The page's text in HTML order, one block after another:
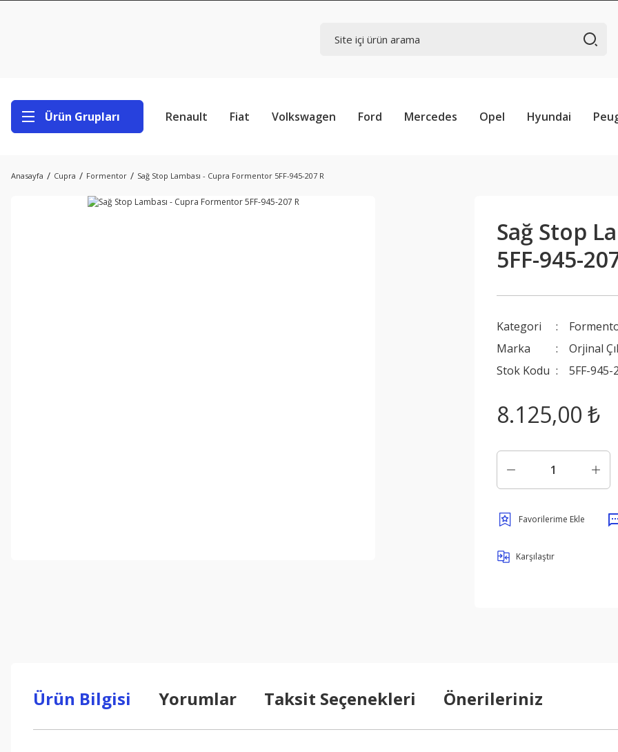
Ürün Grupları Renault Fiat Volkswagen Ford Mercedes Opel Hyundai
Anasayfa Cupra Formentor Sağ Stop Lambası - Cupra Formentor 5FF-945-207 R
Sağ Stop
5FF-945-
Kategori
Marka
Orjinal
Stok Kodu
5FF-945-
8.125,00 ₺
Karşılaştır
Ürün Bilgisi Yorumlar Taksit Seçenekleri Önerileriniz